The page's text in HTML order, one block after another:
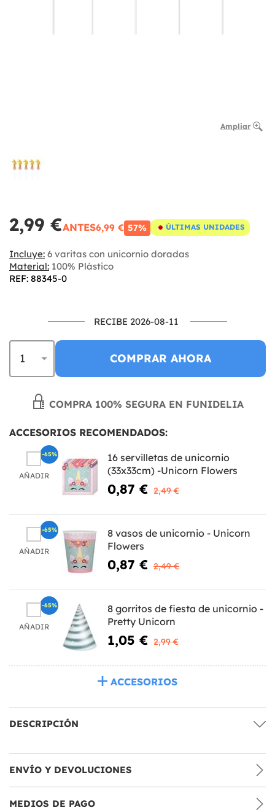
Ampliar
2,99 €ANTES6,99 € 57% ÚLTIMAS UNIDADES
Incluye: 6 varitas con unicornio doradas
Material: 100% Plástico
REF: 88345-0
RECIBE 2026-08-11
COMPRAR AHORA
COMPRA 100% SEGURA EN FUNIDELIA
ACCESORIOS RECOMENDADOS:
AÑADIR
16 servilletas de unicornio
(33x33cm) -Unicorn Flowers
0,87 € 2,49 €
-65%
AÑADIR
8 vasos de unicornio - Unicorn
Flowers
0,87 € 2,49 €
-65%
AÑADIR
8 gorritos de fiesta de unicornio -
Pretty Unicorn
1,05 € 2,99 €
-65%
ACCESORIOS
DESCRIPCIÓN
ENVÍO Y DEVOLUCIONES
MEDIOS DE PAGO